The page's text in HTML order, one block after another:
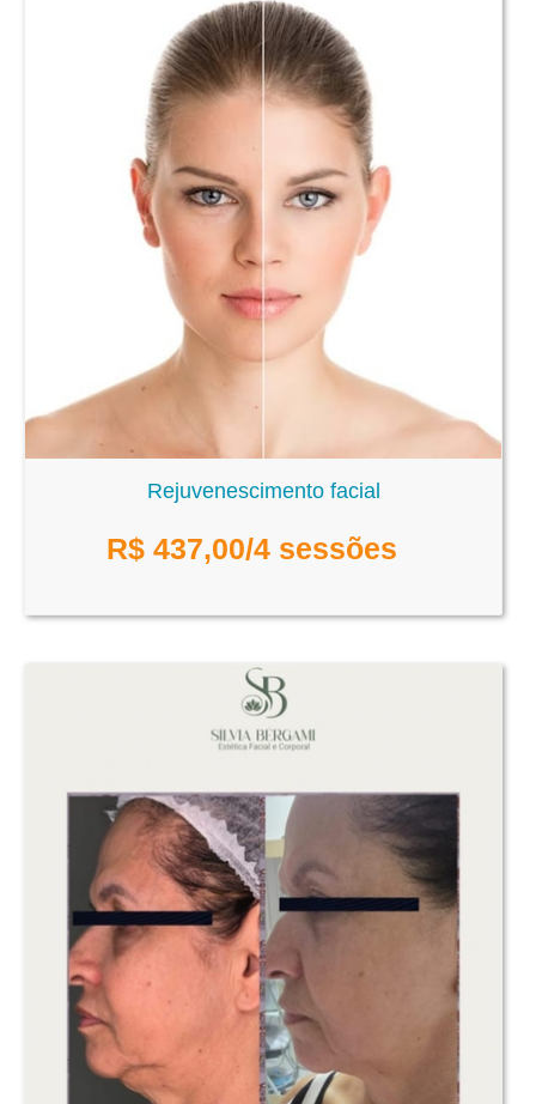
Rejuvenescimento facial
R$ 437,00/4 sessões